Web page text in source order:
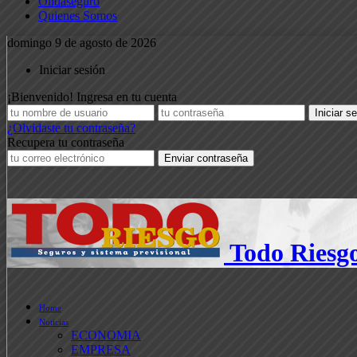
Quienes Somos
domingo 9 de agosto de 2026
Iniciar sesión
¡Bienvenido! Ingresa en tu cuenta
¿Olvidaste tu contraseña?
Recupera tu contraseña
Todo
Home
Noticias
ECONOMIA
EMPRESA